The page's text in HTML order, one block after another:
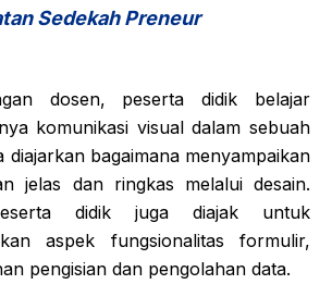
Sedekah Preneur
dosen, peserta didik belajar
komunikasi visual dalam sebuah
bagaimana menyampaikan
jelas dan ringkas melalui desain.
didik juga diajak untuk
aspek fungsionalitas formulir,
pengisian dan pengolahan data.